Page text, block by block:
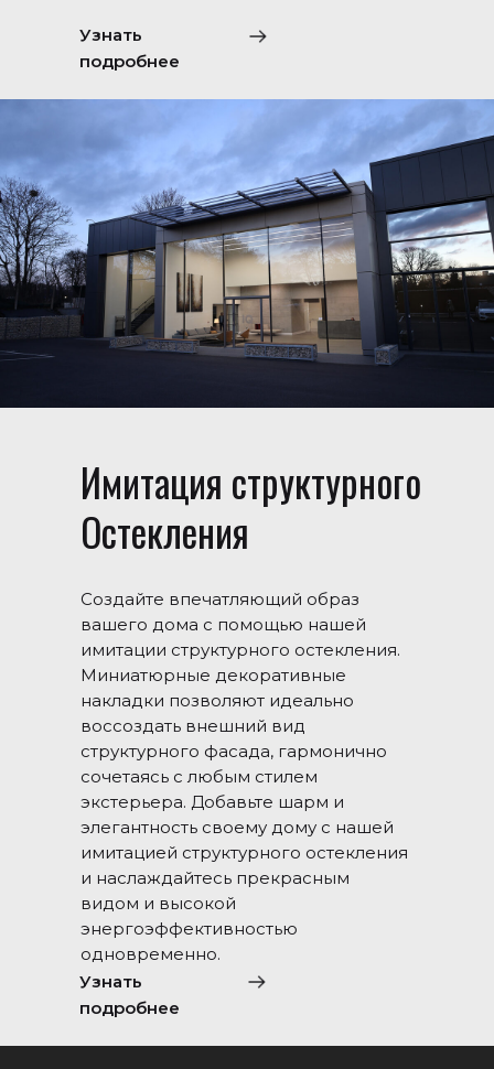
Имитация структурного
Остекления
Создайте впечатляющий образ
вашего дома с помощью нашей
имитации структурного остекления.
Миниатюрные декоративные
накладки позволяют идеально
воссоздать внешний вид
структурного фасада, гармонично
сочетаясь с любым стилем
экстерьера. Добавьте шарм и
элегантность своему дому с нашей
имитацией структурного остекления
и наслаждайтесь прекрасным
видом и высокой
энергоэффективностью
одновременно.
Узнать
подробнее
Узнать
подробнее